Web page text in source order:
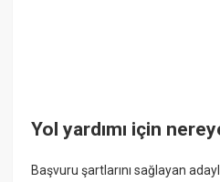
Yol yardımı için
Başvuru şartlarını sağlayan